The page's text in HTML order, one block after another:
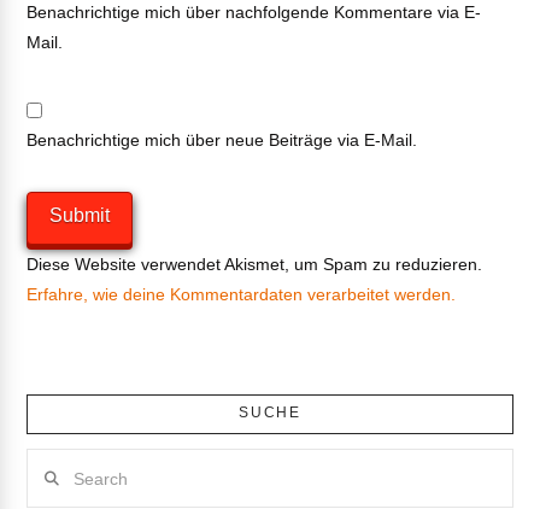
Benachrichtige mich über nachfolgende Kommentare via E-
Mail.
Benachrichtige mich über neue Beiträge via E-Mail.
Diese Website verwendet Akismet, um Spam zu reduzieren.
Erfahre, wie deine Kommentardaten verarbeitet werden.
SUCHE